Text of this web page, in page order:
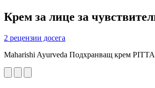
Крем за лице за
2 рецензии досега
Maharishi Ayurveda Подхранващ крем